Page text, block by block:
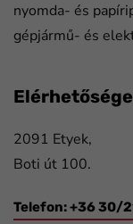
nyomda- és
gépjármű- és
2091 Etyek,
Boti út 100.
Telefon: +36 30/